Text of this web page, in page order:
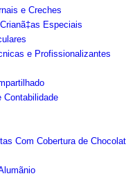
e Creches
Especiais
e Profissionalizantes
Contabilidade
Com Cobertura de